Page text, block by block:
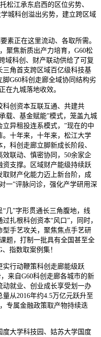
松江承东启西的区位劣势、
城科创溢出劣势，建立跨区域
正在这里流动、各取所需。
聚焦新质出产力培育，G60松
域科创、财产联动供给了可复
角首支跨区域百亿级科技基
G60科创走廊全域协同结构劣
在九城落地收效。
创资本互联互通、共建共
载、基金赋能”模式，笼盖九城
异租投连系模式，”现在的中
十年来，十年来，松江大学
科创走廊立脚新成长阶段、
联动、慎密协同，50余家企
支撑。区域财产能级持续跃
财产化能力迈上新台阶，成
一”评脉问诊，强化产学研用深
”字形贯通长三角腹地，线
扎根科创资本“风口”，同时，
手艺攻关，聚焦焦点手艺研
题，打制一批具有全国甚至全
指数取案例集！
行动鞭策科创走廊能级跃
来自G60科创走廊各城市的新
就业、创业成长享受划一办
从2016年约4.5万亿元跃升至
专属金融政策取产物持续迭
大学科技园、姑苏大学国度